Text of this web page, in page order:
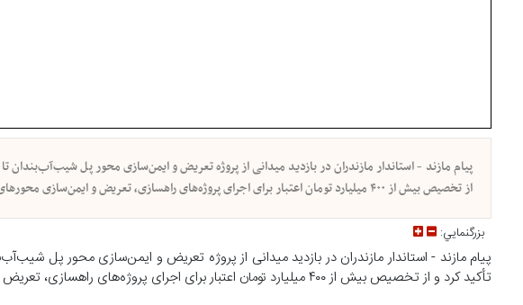
پیام مازند - استاندار مازندران در بازدید میدانی از پروژه تعریض و ایمن‌سازی محور پل
از تخصیص بیش از ۴۰۰ میلیارد تومان اعتبار برای اجرای پروژه‌های راهسازی، تعریض و ایمن‌سازی محورهای ارتباطی شهرستان خبر داد.
بزرگنمايي:
پیام مازند - استاندار مازندران در بازدید میدانی از پروژه تعریض و ایمن‌سازی محور پل
تأکید کرد و از تخصیص بیش از ۴۰۰ میلیارد تومان اعتبار برای اجرای پروژه‌های راهسازی، تعریض و ایمن‌سازی محورهای ارتباطی شهرستان خبر داد.